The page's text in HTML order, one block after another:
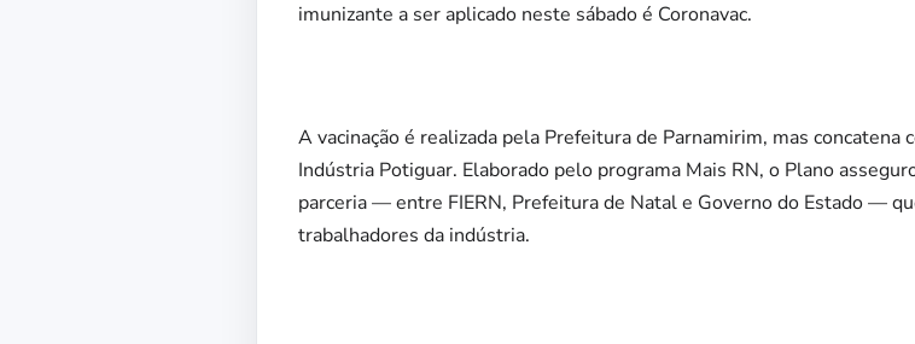
imunizante a ser aplicado neste sábado é Coronavac.
A vacinação é realizada pela Prefeitura de Parnamirim, mas concatena
Indústria Potiguar. Elaborado pelo programa Mais RN, o Plano
parceria — entre FIERN, Prefeitura de Natal e Governo do Estado —
trabalhadores da indústria.